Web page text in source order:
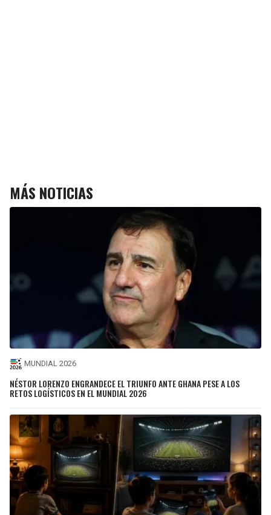
MÁS NOTICIAS
MUNDIAL 2026
NÉSTOR LORENZO ENGRANDECE EL TRIUNFO ANTE GHANA PESE A LOS
RETOS LOGÍSTICOS EN EL MUNDIAL 2026